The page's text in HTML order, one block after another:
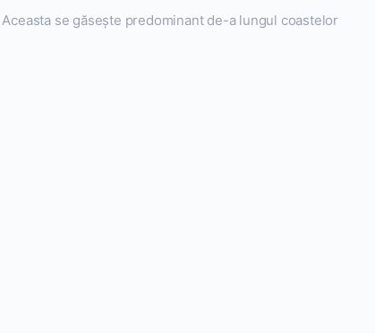
se găsește predominant de-a lungul coastelor